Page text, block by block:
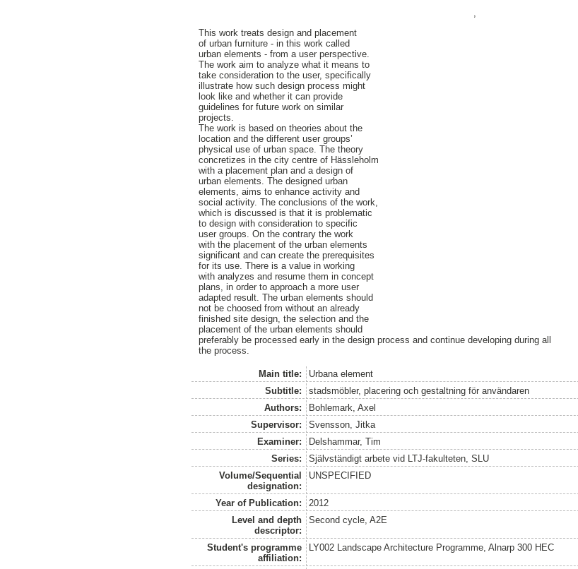
This work treats design and placement
of urban furniture - in this work called
urban elements - from a user perspective.
The work aim to analyze what it means to
take consideration to the user, specifically
illustrate how such design process might
look like and whether it can provide
guidelines for future work on similar
projects.
The work is based on theories about the
location and the different user groups’
physical use of urban space. The theory
concretizes in the city centre of Hässleholm
with a placement plan and a design of
urban elements. The designed urban
elements, aims to enhance activity and
social activity. The conclusions of the work,
which is discussed is that it is problematic
to design with consideration to specific
user groups. On the contrary the work
with the placement of the urban elements
significant and can create the prerequisites
for its use. There is a value in working
with analyzes and resume them in concept
plans, in order to approach a more user
adapted result. The urban elements should
not be choosed from without an already
finished site design, the selection and the
placement of the urban elements should
preferably be processed early in the design process and continue developing during all
the process.
Main title:
Urbana element
Subtitle:
stadsmöbler, placering och gestaltning för användaren
Authors:
Bohlemark, Axel
Supervisor:
Svensson, Jitka
Examiner:
Delshammar, Tim
Series:
Självständigt arbete vid LTJ-fakulteten, SLU
Volume/Sequential
designation:
UNSPECIFIED
Year of Publication:
2012
Level and depth
descriptor:
Second cycle, A2E
Student's programme
affiliation:
LY002 Landscape Architecture Programme, Alnarp 300 HEC